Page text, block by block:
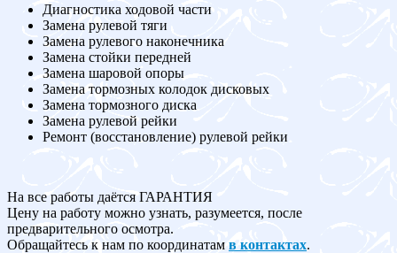
Диагностика ходовой части
Замена рулевой тяги
Замена рулевого наконечника
Замена стойки передней
Замена шаровой опоры
Замена тормозных колодок дисковых
Замена тормозного диска
Замена рулевой рейки
Ремонт (восстановление) рулевой рейки
На все работы даётся ГАРАНТИЯ
Цену на работу можно узнать, разумеется, после
предварительного осмотра.
Обращайтесь к нам по координатам в контактах.